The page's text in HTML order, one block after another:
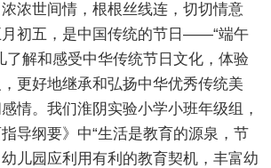
浓世间情，根根丝线连，切切情意
初五，是中国传统的节日――“端午
了解和感受中华传统节日文化，体验
更好地继承和弘扬中华优秀传统美
情。我们淮阴实验小学小班年级组，
导纲要》中“生活是教育的源泉，节
儿园应利用有利的教育契机，丰富幼